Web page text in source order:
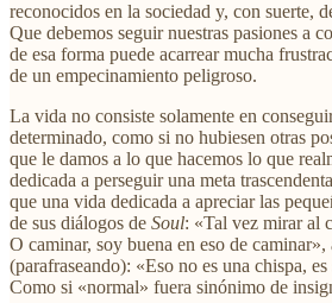
reconocidos en la sociedad y, con suerte,
Que debemos seguir nuestras pasiones a
de esa forma puede acarrear mucha
de un empecinamiento peligroso.
La vida no consiste solamente en
determinado, como si no hubiesen otras
que le damos a lo que hacemos lo que
dedicada a perseguir una meta
que una vida dedicada a apreciar las
de sus diálogos de Soul: «Tal vez mirar al
O caminar, soy buena en eso de caminar»,
(parafraseando): «Eso no es una chispa,
Como si «normal» fuera sinónimo de